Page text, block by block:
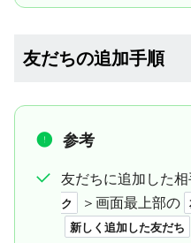
友だちの追加手順
参考
友だちに追加した相
ク
＞画面最上部の
新しく追加した友だち